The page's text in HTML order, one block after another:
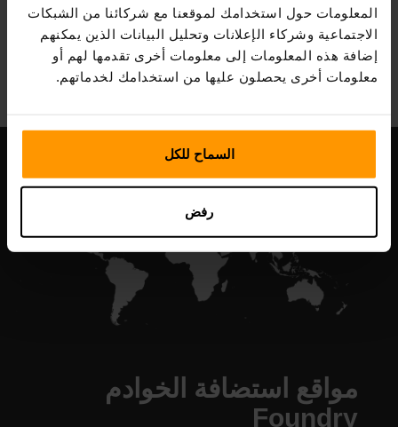
المعلومات حول استخدامك لموقعنا مع شركائنا من الشبكات
الاجتماعية وشركاء الإعلانات وتحليل البيانات الذين يمكنهم
إضافة هذه المعلومات إلى معلومات أخرى تقدمها لهم أو
معلومات أخرى يحصلون عليها من استخدامك لخدماتهم.
السماح للكل
رفض
All Games
مواقع استضافة الخوادم
Foundry